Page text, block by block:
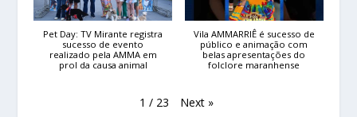
Pet Day: TV Mirante registra
sucesso de evento
realizado pela AMMA em
prol da causa animal
Vila AMMARRIÊ é sucesso de
público e animação com
belas apresentações do
folclore maranhense
1 / 23 Next »